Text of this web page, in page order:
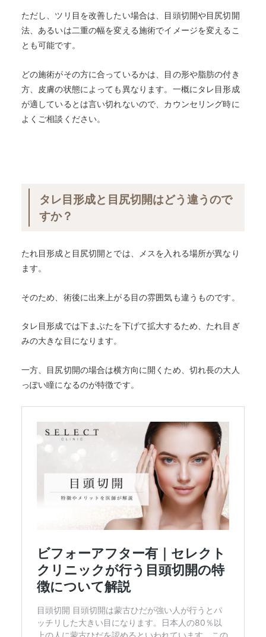
ただし、ツリ目を改善したい場合は、目頭切開や目尻切開
法、あるいは二重の幅を変える施術でイメージを変えるこ
とも可能です。
どの施術がその方に合っているかは、目の形や脂肪の付き
方、皮膚の状態によっても異なります。一概にタレ目形成
が適しているとは言い切れないので、カウンセリング時に
よくご相談ください。
タレ目形成と目尻切開はどう違うので
すか？
たれ目形成と目尻切開とでは、メスを入れる場所が異なり
ます。
そのため、術後に出来上がる目の雰囲気も違うものです。
タレ目形成では下まぶたを下げて拡大するため、たれ目ぎ
みの大きな目になります。
一方、目尻切開の場合は横方向に開くため、切れ長の大人
っぽい瞳になるのが特徴です。